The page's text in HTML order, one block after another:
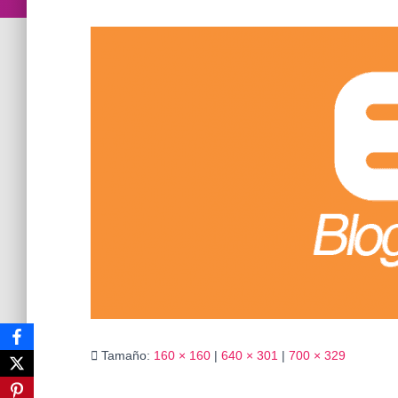
Tamaño: 160 × 160 | 640 × 301 | 700 × 329